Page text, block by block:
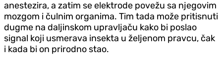
anestezira, a zatim se elektrode povežu sa njegovim
mozgom i čulnim organima. Tim tada može pritisnuti
dugme na daljinskom upravljaču kako bi poslao
signal koji usmerava insekta u željenom pravcu, čak
i kada bi on prirodno stao.